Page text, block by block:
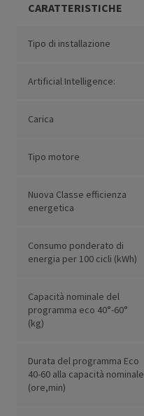
CARATTERISTICHE
Tipo di installazione
Artificial Intelligence:
Carica
Tipo motore
Nuova Classe efficienza
energetica
Consumo ponderato di
energia per 100 cicli (kWh)
Capacità nominale del
programma eco 40°-60°
(kg)
Durata del programma Eco
40-60 alla capacità nominale
(ore,min)